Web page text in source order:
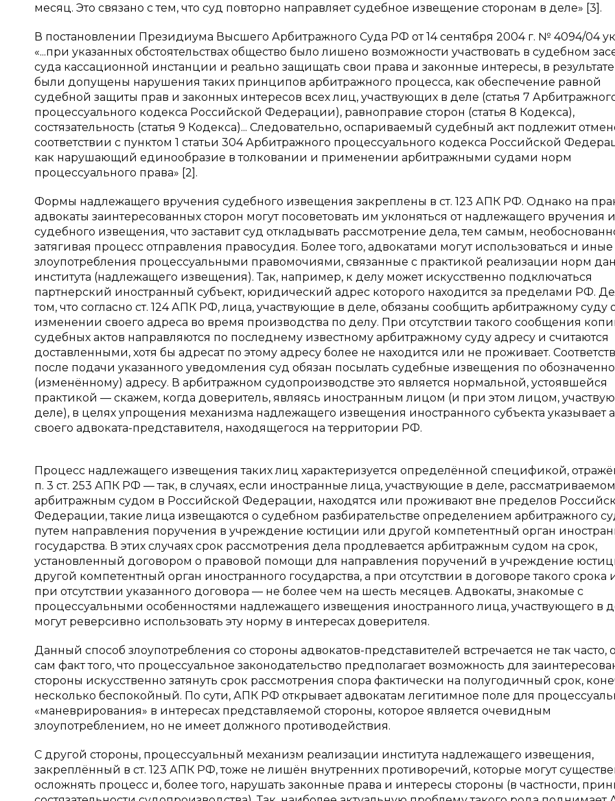
месяц. Это связано с тем, что суд повторно направляет судебное извещение сторонам в деле» [3].
В постановлении Президиума Высшего Арбитражного Суда РФ от 14 сентября 2004 г. № 4094/04
«...при указанных обстоятельствах общество было лишено возможности участвовать в судебном
суда кассационной инстанции и реально защищать свои права и законные интересы, в результате
были допущены нарушения таких принципов арбитражного процесса, как обеспечение равной
судебной защиты прав и законных интересов всех лиц, участвующих в деле (статья 7
процессуального кодекса Российской Федерации), равноправие сторон (статья 8 Кодекса),
состязательность (статья 9 Кодекса)... Следовательно, оспариваемый судебный акт подлежит
соответствии с пунктом 1 статьи 304 Арбитражного процессуального кодекса Российской
как нарушающий единообразие в толковании и применении арбитражными судами норм
процессуального права» [2].
Формы надлежащего вручения судебного извещения закреплены в ст. 123 АПК РФ. Однако на
адвокаты заинтересованных сторон могут посоветовать им уклоняться от надлежащего вручения
судебного извещения, что заставит суд откладывать рассмотрение дела, тем самым,
затягивая процесс отправления правосудия. Более того, адвокатами могут использоваться и
злоупотребления процессуальными правомочиями, связанные с практикой реализации норм
института (надлежащего извещения). Так, например, к делу может искусственно подключаться
партнерский иностранный субъект, юридический адрес которого находится за пределами РФ.
том, что согласно ст. 124 АПК РФ, лица, участвующие в деле, обязаны сообщить арбитражному суду
изменении своего адреса во время производства по делу. При отсутствии такого сообщения
судебных актов направляются по последнему известному арбитражному суду адресу и считаются
доставленными, хотя бы адресат по этому адресу более не находится или не проживает.
после подачи указанного уведомления суд обязан посылать судебные извещения по
(изменённому) адресу. В арбитражном судопроизводстве это является нормальной, устоявшейся
практикой — скажем, когда доверитель, являясь иностранным лицом (и при этом лицом,
деле), в целях упрощения механизма надлежащего извещения иностранного субъекта указывает
своего адвоката-представителя, находящегося на территории РФ.
Процесс надлежащего извещения таких лиц характеризуется определённой спецификой,
п. 3 ст. 253 АПК РФ — так, в случаях, если иностранные лица, участвующие в деле, рассматриваемом
арбитражным судом в Российской Федерации, находятся или проживают вне пределов
Федерации, такие лица извещаются о судебном разбирательстве определением арбитражного
путем направления поручения в учреждение юстиции или другой компетентный орган
государства. В этих случаях срок рассмотрения дела продлевается арбитражным судом на срок,
установленный договором о правовой помощи для направления поручений в учреждение
другой компетентный орган иностранного государства, а при отсутствии в договоре такого срока
при отсутствии указанного договора — не более чем на шесть месяцев. Адвокаты, знакомые с
процессуальными особенностями надлежащего извещения иностранного лица, участвующего в
могут реверсивно использовать эту норму в интересах доверителя.
Данный способ злоупотребления со стороны адвокатов-представителей встречается не так часто,
сам факт того, что процессуальное законодательство предполагает возможность для
стороны искусственно затянуть срок рассмотрения спора фактически на полугодичный срок,
несколько беспокойный. По сути, АПК РФ открывает адвокатам легитимное поле для
«маневрирования» в интересах представляемой стороны, которое является очевидным
злоупотреблением, но не имеет должного противодействия.
С другой стороны, процессуальный механизм реализации института надлежащего извещения,
закреплённый в ст. 123 АПК РФ, тоже не лишён внутренних противоречий, которые могут
осложнять процесс и, более того, нарушать законные права и интересы стороны (в частности,